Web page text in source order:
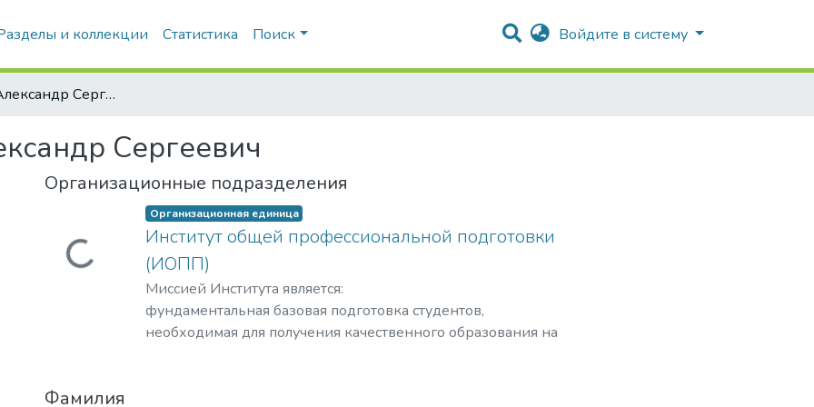
и коллекции Статистика Поиск Войдите в систему
Леонов, Александр Сергеевич
Сергеевич
Организационные подразделения
Загружается... Организационная единица
Институт общей профессиональной подготовки
(ИОПП)
Миссией Института является:
фундаментальная базовая подготовка студентов,
необходимая для получения качественного образования на
Фамилия